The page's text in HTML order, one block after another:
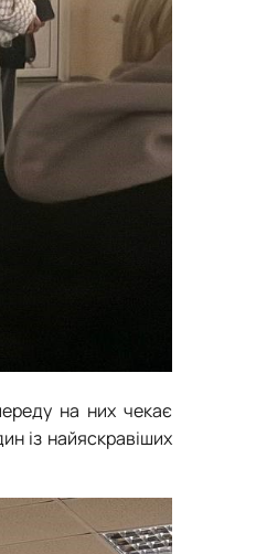
на них чекає
із найяскравіших